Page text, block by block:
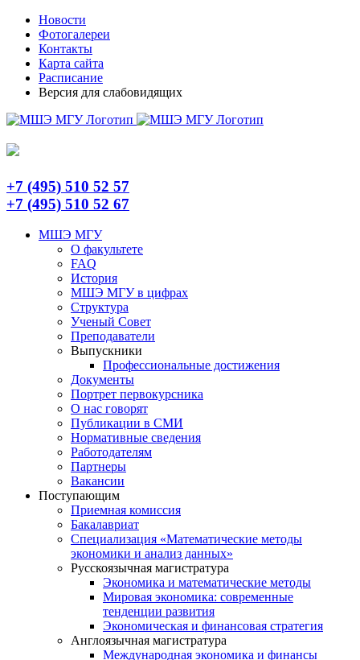
Skip
content
TelegramНовости
Фотогалереи
Контакты
Карта сайта
Расписание
Версия для слабовидящих
+7 (495) 510 52 57
+7 (495) 510 52 67
МШЭ МГУ
О факультете
FAQ
История
МШЭ МГУ в цифрах
Структура
Ученый Совет
Преподаватели
Выпускники
Профессиональные достижения
Документы
Портрет первокурсника
О нас говорят
Публикации в СМИ
Нормативные сведения
Работодателям
Партнеры
Вакансии
Поступающим
Приемная комиссия
Бакалавриат
Специализация «Математические методы
экономики и анализ данных»
Русскоязычная магистратура
Экономика и математические методы
Мировая экономика: современные
тенденции развития
Экономическая и финансовая стратегия
Англоязычная магистратура
Международная экономика и финансы